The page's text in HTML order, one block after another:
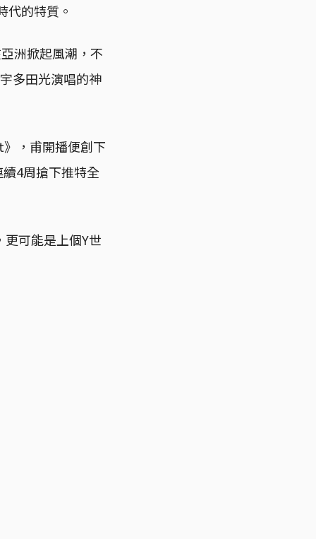
代的特質。
洲掀起風潮，不
多田光演唱的神
，甫開播便創下
4周搶下推特全
可能是上個Y世